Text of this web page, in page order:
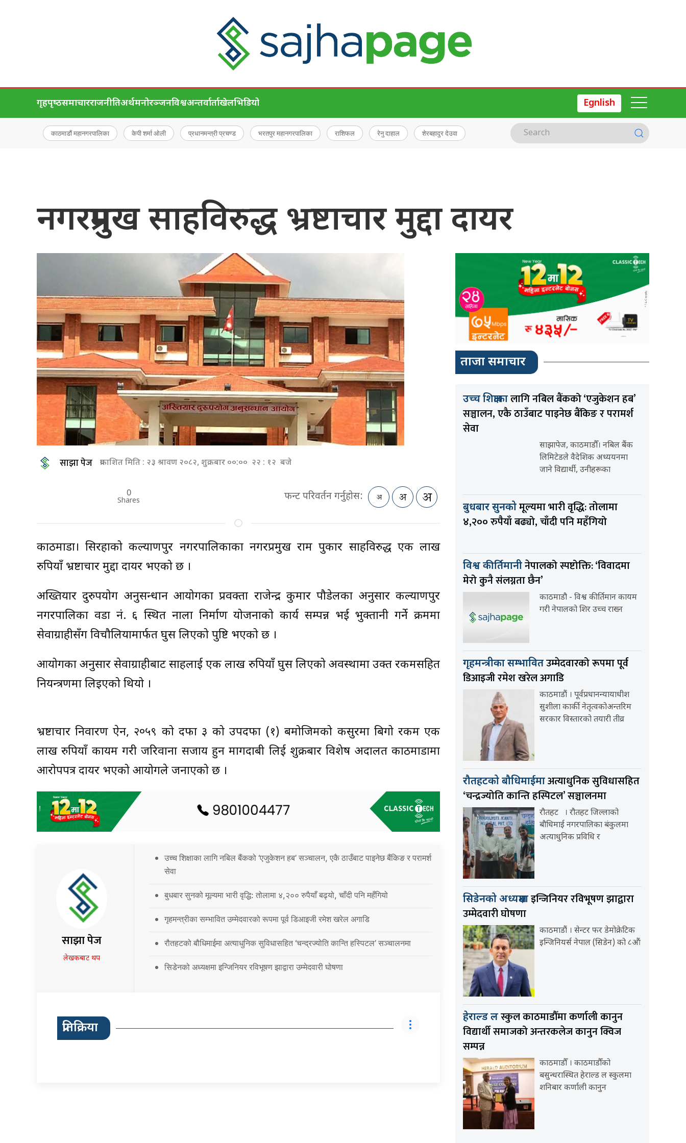
गृहपृष्‍ठसमाचारराजनीतिअर्थमनोरञ्जनविश्वअन्तर्वार्ताखेलभिडियो Egnlish
काठमाडौं महानगरपालिका केपी शर्मा ओली प्रधानमन्त्री प्रचण्ड भरतपुर महानगरपालिका राशिफल रेनु दाहाल शेरबहादुर देउवा
नगरप्रमुख साहविरुद्ध भ्रष्टाचार मुद्दा दायर
साझा पेज प्रकाशित मिति : २३ श्रावण २०८२, शुक्रबार ००:०० २२ : १२ बजे
0
Shares फन्ट परिवर्तन गर्नुहोस:
काठमाडौं। सिरहाको कल्याणपुर नगरपालिकाका नगरप्रमुख राम पुकार साहविरुद्ध एक लाख
रुपियाँ भ्रष्टाचार मुद्दा दायर भएको छ ।
अख्तियार दुरुपयोग अनुसन्धान आयोगका प्रवक्ता राजेन्द्र कुमार पौडेलका अनुसार कल्याणपुर
नगरपालिका वडा नं. ६ स्थित नाला निर्माण योजनाको कार्य सम्पन्न भई भुक्तानी गर्ने क्रममा
सेवाग्राहीसँग विचौलियामार्फत घुस लिएको पुष्टि भएको छ ।
आयोगका अनुसार सेवाग्राहीबाट साहलाई एक लाख रुपियाँ घुस लिएको अवस्थामा उक्त रकमसहित
नियन्त्रणमा लिइएको थियो ।
भ्रष्टाचार निवारण ऐन, २०५९ को दफा ३ को उपदफा (१) बमोजिमको कसुरमा बिगो रकम एक
लाख रुपियाँ कायम गरी जरिवाना सजाय हुन मागदाबी लिई शुक्रबार विशेष अदालत काठमाडौंमा
आरोपपत्र दायर भएको आयोगले जनाएको छ ।
साझा पेज
लेखकबाट थप
उच्च शिक्षाका लागि नबिल बैंकको ‘एजुकेशन हब’ सञ्चालन, एकै ठाउँबाट पाइनेछ बैंकिङ र परामर्श
सेवा
बुधबार सुनको मूल्यमा भारी वृद्धि: तोलामा ४,२०० रुपैयाँ बढ्यो, चाँदी पनि महँगियो
गृहमन्त्रीका सम्भावित उम्मेदवारको रूपमा पूर्व डिआइजी रमेश खरेल अगाडि
रौतहटको बौधिमाईमा अत्याधुनिक सुविधासहित ‘चन्द्रज्योति कान्ति हस्पिटल’ सञ्चालनमा
सिडेनको अध्यक्षमा इन्जिनियर रविभूषण झाद्वारा उम्मेदवारी घोषणा
प्रतिक्रिया
ताजा समाचार
उच्च शिक्षाकालागि नबिल बैंकको ‘एजुकेशन हब’
सञ्चालन, एकै ठाउँबाट पाइनेछ बैंकिङ र परामर्श
सेवा
साझापेज, काठमाडौँ। नबिल बैंक
लिमिटेडले वैदेशिक अध्ययनमा
जाने विद्यार्थी, उनीहरूका
बुधबार सुनकोमूल्यमा भारी वृद्धि: तोलामा
४,२०० रुपैयाँ बढ्यो, चाँदी पनि महँगियो
विश्व कीर्तिमानीनेपालको स्पष्टोक्ति: ‘विवादमा
मेरो कुनै संलग्नता छैन’
काठमाडौ - विश्व कीर्तिमान कायम
गरी नेपालको शिर उच्च राख्न
गृहमन्त्रीका सम्भावितउम्मेदवारको रूपमा पूर्व
डिआइजी रमेश खरेल अगाडि
काठमाडौं । पूर्वप्रधानन्यायाधीश
सुशीला कार्की नेतृत्वकोअन्तरिम
सरकार विस्तारको तयारी तीव्र
रौतहटको बौधिमाईमाअत्याधुनिक सुविधासहित
‘चन्द्रज्योति कान्ति हस्पिटल’ सञ्चालनमा
रौतहट । रौतहट जिल्लाको
बौधिमाई नगरपालिका बंकुलमा
अत्याधुनिक प्रविधि र
सिडेनको अध्यक्षमाइन्जिनियर रविभूषण झाद्वारा
उम्मेदवारी घोषणा
काठमाडौं । सेन्टर फर डेमोक्रेटिक
इन्जिनियर्स नेपाल (सिडेन) को ८औं
हेराल्ड लस्कुल काठमाडौँमा कर्णाली कानुन
विद्यार्थी समाजको अन्तरकलेज कानुन क्विज
सम्पन्न
काठमाडौँ । काठमाडौँको
बसुन्धरास्थित हेराल्ड ल स्कुलमा
शनिबार कर्णाली कानुन